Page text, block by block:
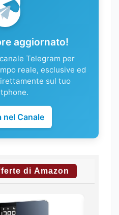
aggiornato!
Telegram per
reale, esclusive ed
sul tuo
nel Canale